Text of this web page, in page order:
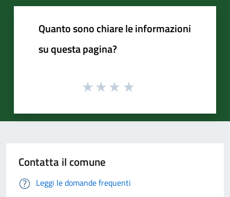
Quanto sono chiare le informazioni
su questa pagina?
Contatta il comune
Leggi le domande frequenti